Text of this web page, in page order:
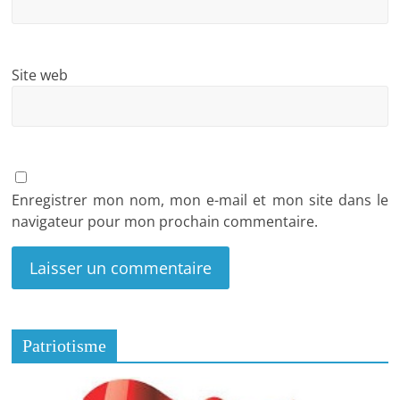
Site web
Enregistrer mon nom, mon e-mail et mon site dans le
navigateur pour mon prochain commentaire.
Patriotisme